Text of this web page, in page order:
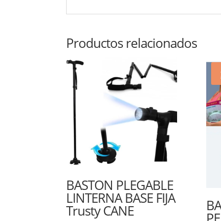
Productos relacionados
BASTON PLEGABLE
LINTERNA BASE FIJA
Trusty CANE